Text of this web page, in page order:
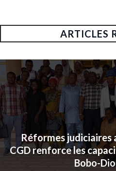
ARTICLES
Réformes judiciaires
CGD renforce les
Bobo-